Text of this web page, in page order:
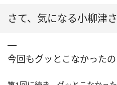
さて、気になる小柳津
今回もグッとこなかったの